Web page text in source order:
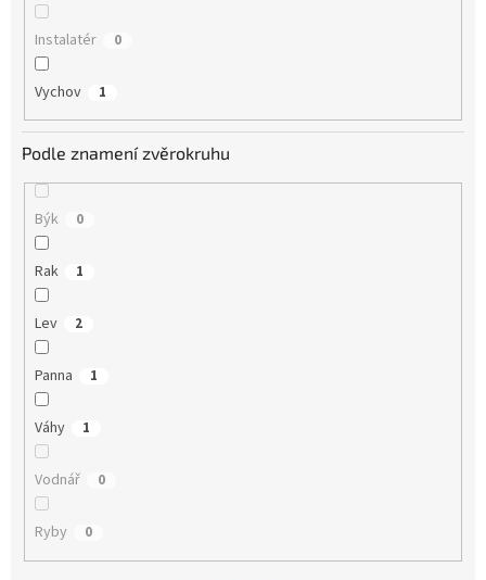
Instalatér 0
Vychov 1
Podle znamení zvěrokruhu
Býk 0
Rak 1
Lev 2
Panna 1
Váhy 1
Vodnář 0
Ryby 0